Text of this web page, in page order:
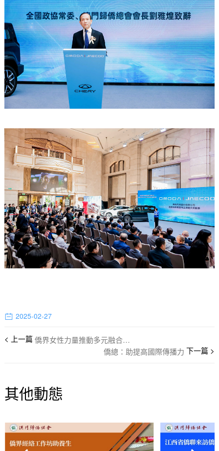
2025-02-27
僑界女性力量推動多元融合與發展
僑總：助提高國際傳播力
其他動態